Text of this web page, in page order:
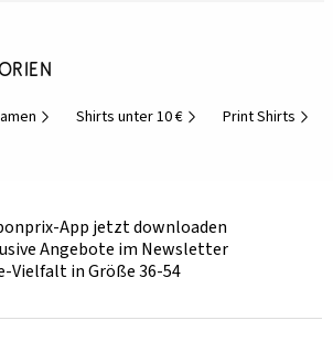
Shirts unter 10 € Print Shirts
App jetzt downloaden
Angebote im Newsletter
Vielfalt in Größe 36-54